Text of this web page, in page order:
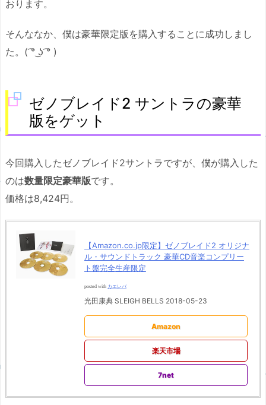
おります。
そんななか、僕は豪華限定版を購入することに成功しまし
た。( ͡° ͜ʖ ͡° )
ゼノブレイド2 サントラの豪華
版をゲット
今回購入したゼノブレイド2サントラですが、僕が購入した
のは数量限定豪華版です。
価格は8,424円。
【Amazon.co.jp限定】ゼノブレイド2 オリジナ
ル・サウンドトラック 豪華CD音楽コンプリー
ト盤完全生産限定
posted with カエレバ
光田康典 SLEIGH BELLS 2018-05-23
Amazon
楽天市場
7net